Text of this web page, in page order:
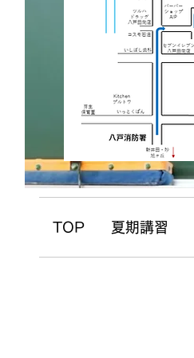
TOP 夏期講習